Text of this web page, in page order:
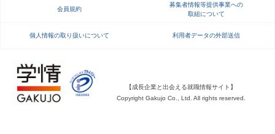
会員規約
募集者情報等提供事業への
取組について
個人情報の取り扱いについて 利用者データの外部送信
【成長企業と出会える就職情報サイト】
Copyright Gakujo Co., Ltd. All rights reserved.